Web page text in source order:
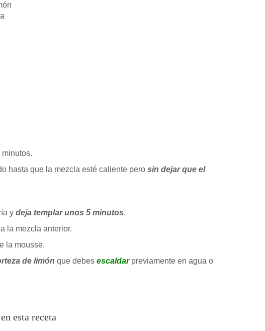
hasta que la mezcla esté caliente pero sin dejar que el
y deja templar unos 5 minutos.
a la mezcla anterior.
la mousse.
de limón que debes escaldarpreviamente en agua o
esta receta